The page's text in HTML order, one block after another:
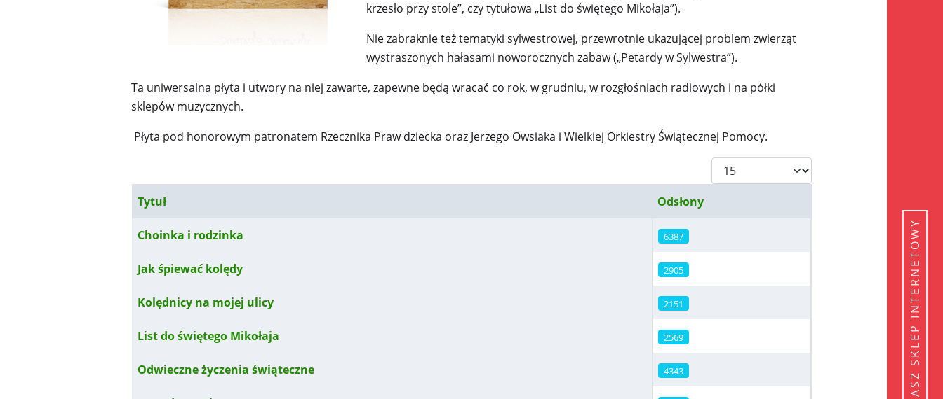
NASZ SKLEP INTERNETOWY
krzesło przy stole”, czy tytułowa „List do świętego Mikołaja”).
Nie zabraknie też tematyki sylwestrowej, przewrotnie ukazującej problem zwierząt
wystraszonych hałasami noworocznych zabaw („Petardy w Sylwestra”).
Ta uniwersalna płyta i utwory na niej zawarte, zapewne będą wracać co rok, w grudniu, w rozgłośniach radiowych i na półki
sklepów muzycznych.
Płyta pod honorowym patronatem Rzecznika Praw dziecka oraz Jerzego Owsiaka i Wielkiej Orkiestry Świątecznej Pomocy.
Pokaż #
Spis artykułów
Tytuł Odsłony
Choinka i rodzinka 6387
Jak śpiewać kolędy 2905
Kolędnicy na mojej ulicy 2151
List do świętego Mikołaja 2569
Odwieczne życzenia świąteczne 4343